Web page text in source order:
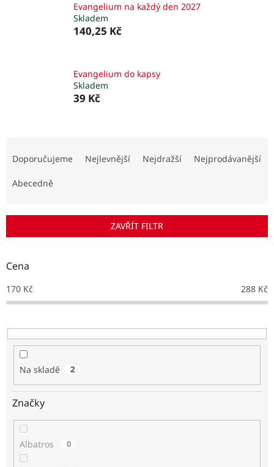
Evangelium na každý den 2027
Skladem
140,25 Kč
Evangelium do kapsy
Skladem
39 Kč
r
d
k
t
Doporučujeme Nejlevnější Nejdražší Nejprodávanější
Abecedně
ZAVŘÍT FILTR
Cena
170 Kč 288 Kč
Na skladě 2
Značky
Albatros 0